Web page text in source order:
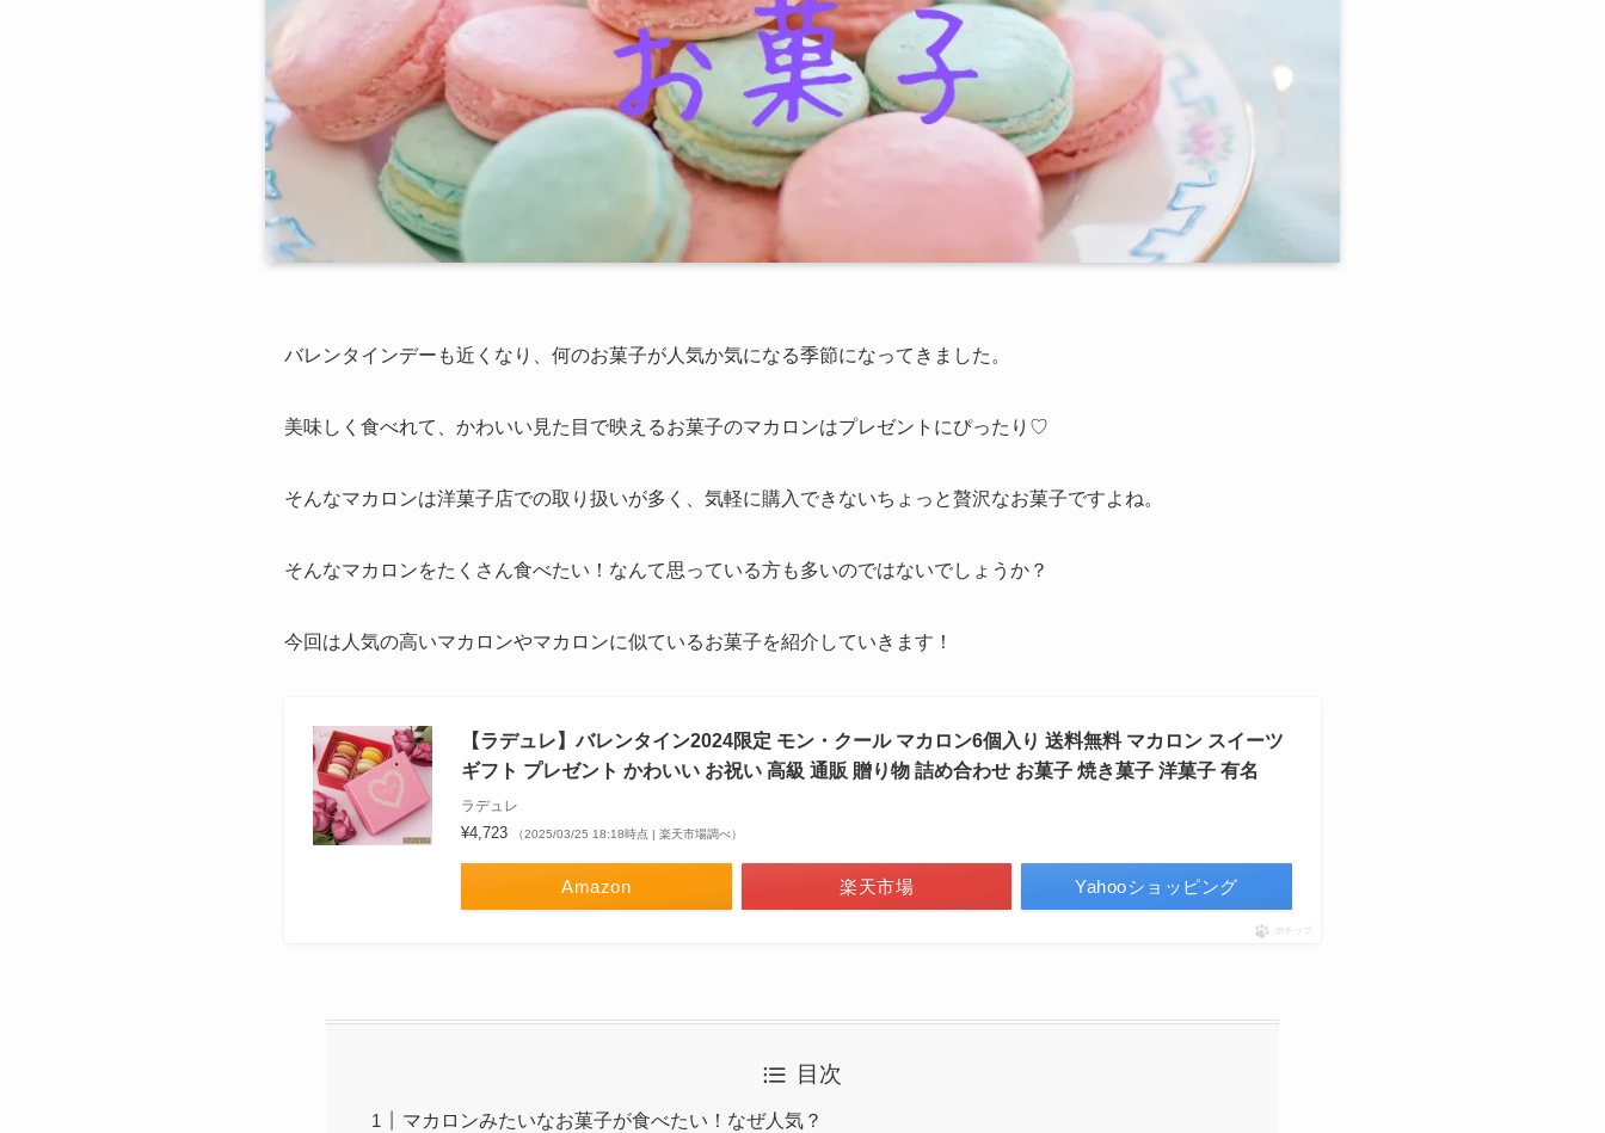
バレンタインデーも近くなり、何のお菓子が人気か気になる季節になってきました。
美味しく食べれて、かわいい見た目で映えるお菓子のマカロンはプレゼントにぴったり♡
そんなマカロンは洋菓子店での取り扱いが多く、気軽に購入できないちょっと贅沢なお菓子ですよね。
そんなマカロンをたくさん食べたい！なんて思っている方も多いのではないでしょうか？
今回は人気の高いマカロンやマカロンに似ているお菓子を紹介していきます！
【ラデュレ】バレンタイン2024限定 モン・クール マカロン6個入り 送料無料 マカロン スイーツ
ギフト プレゼント かわいい お祝い 高級 通販 贈り物 詰め合わせ お菓子 焼き菓子 洋菓子 有名
ラデュレ
¥4,723 （2025/03/25 18:18時点 | 楽天市場調べ）
Amazon 楽天市場 Yahooショッピング
ポチップ
目次
マカロンみたいなお菓子が食べたい！なぜ人気？